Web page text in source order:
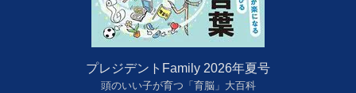
プレジデントFamily 2026年夏号
頭のいい子が育つ「育脳」大百科